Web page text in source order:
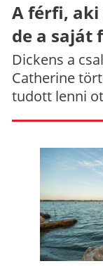
A férfi, aki
de a saját
Dickens a
Catherine
tudott lenni